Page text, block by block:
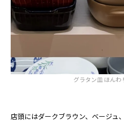
グラタン皿 ほんわ
店頭にはダークブラウン、ベージュ